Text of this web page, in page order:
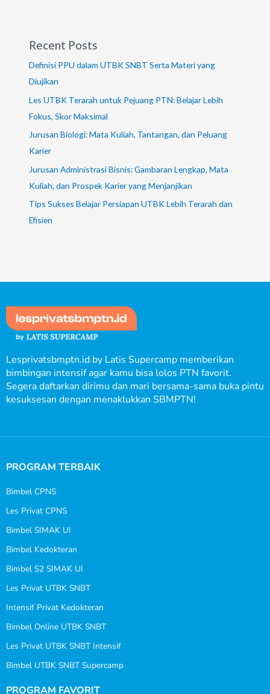
Recent Posts
Definisi PPU dalam UTBK SNBT Serta Materi yang
Diujikan
Les UTBK Terarah untuk Pejuang PTN: Belajar Lebih
Fokus, Skor Maksimal
Jurusan Biologi: Mata Kuliah, Tantangan, dan Peluang
Karier
Jurusan Administrasi Bisnis: Gambaran Lengkap, Mata
Kuliah, dan Prospek Karier yang Menjanjikan
Tips Sukses Belajar Persiapan UTBK Lebih Terarah dan
Efisien
Lesprivatsbmptn.id by Latis Supercamp memberikan
bimbingan intensif agar kamu bisa lolos PTN favorit.
Segera daftarkan dirimu dan mari bersama-sama buka pintu
kesuksesan dengan menaklukkan SBMPTN!
PROGRAM TERBAIK
Bimbel CPNS
Les Privat CPNS
Bimbel SIMAK UI
Bimbel Kedokteran
Bimbel S2 SIMAK UI
Les Privat UTBK SNBT
Intensif Privat Kedokteran
Bimbel Online UTBK SNBT
Les Privat UTBK SNBT Intensif
Bimbel UTBK SNBT Supercamp
PROGRAM FAVORIT